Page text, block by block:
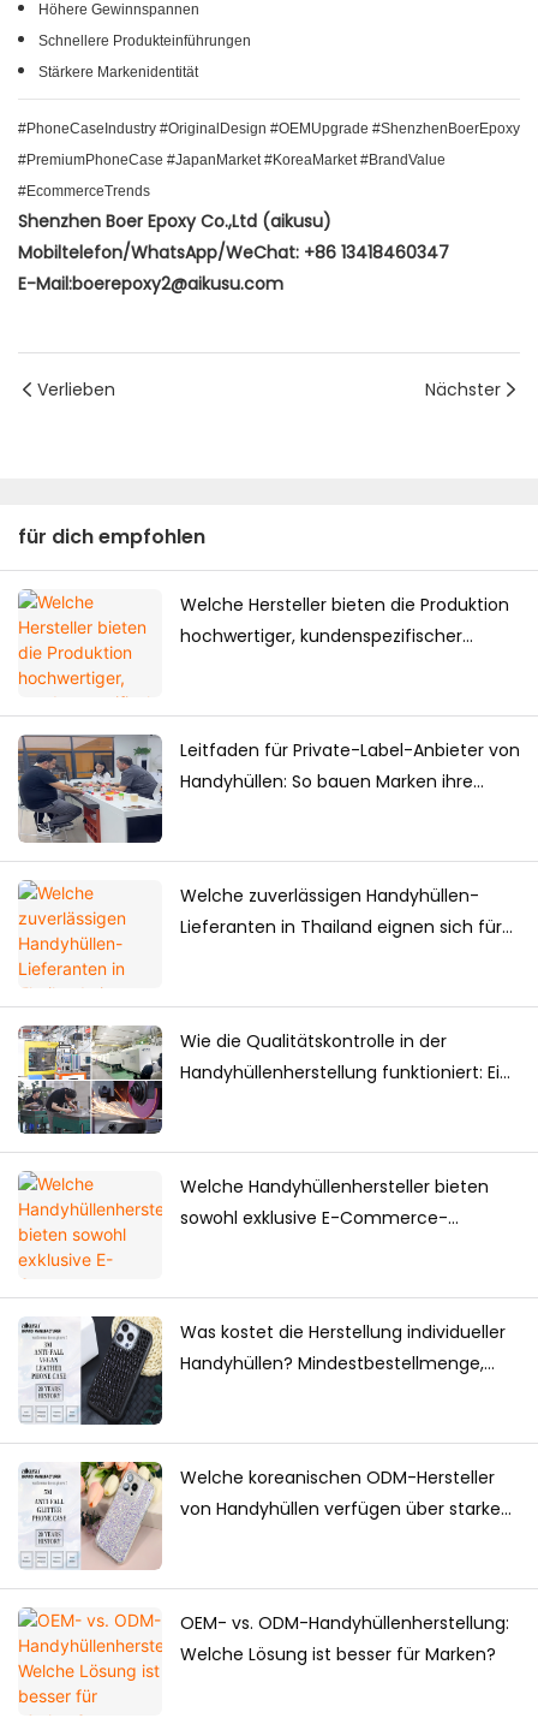
Höhere Gewinnspannen
Schnellere Produkteinführungen
Stärkere Markenidentität
#PhoneCaseIndustry #OriginalDesign #OEMUpgrade #ShenzhenBoerEpoxy
#PremiumPhoneCase #JapanMarket #KoreaMarket #BrandValue
#EcommerceTrends
Shenzhen Boer Epoxy Co.,Ltd (aikusu)
Mobiltelefon/WhatsApp/WeChat: +86 13418460347
E-Mail:boerepoxy2@aikusu.com
Verlieben Nächster
für dich empfohlen
Welche Hersteller bieten die Produktion
hochwertiger, kundenspezifischer
Leitfaden für Private-Label-Anbieter von
Handyhüllen: So bauen Marken ihre
Welche zuverlässigen Handyhüllen-
Lieferanten in Thailand eignen sich für
Wie die Qualitätskontrolle in der
Handyhüllenherstellung funktioniert: Ein
Welche Handyhüllenhersteller bieten
sowohl exklusive E-Commerce-
Was kostet die Herstellung individueller
Handyhüllen? Mindestbestellmenge,
Welche koreanischen ODM-Hersteller
von Handyhüllen verfügen über starke
OEM- vs. ODM-Handyhüllenherstellung:
Welche Lösung ist besser für Marken?